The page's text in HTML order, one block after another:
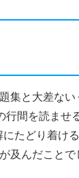
集と大差な
間を読ませ
たどり着け
及んだこと